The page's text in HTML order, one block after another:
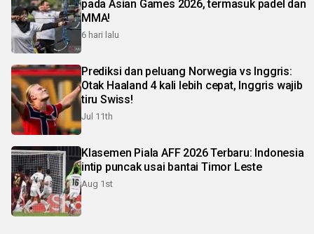
pada Asian Games 2026, termasuk padel dan
MMA!
6 hari lalu
Prediksi dan peluang Norwegia vs Inggris:
Otak Haaland 4 kali lebih cepat, Inggris wajib
tiru Swiss!
Jul 11th
Klasemen Piala AFF 2026 Terbaru: Indonesia
intip puncak usai bantai Timor Leste
Aug 1st